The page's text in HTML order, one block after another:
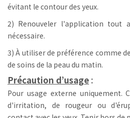
évitant le contour des yeux.
2) Renouveler l'application tout
nécessaire.
3) À utiliser de préférence comme
de soins de la peau du matin.
Précaution d’usage :
Pour usage externe uniquement.
d'irritation, de rougeur ou